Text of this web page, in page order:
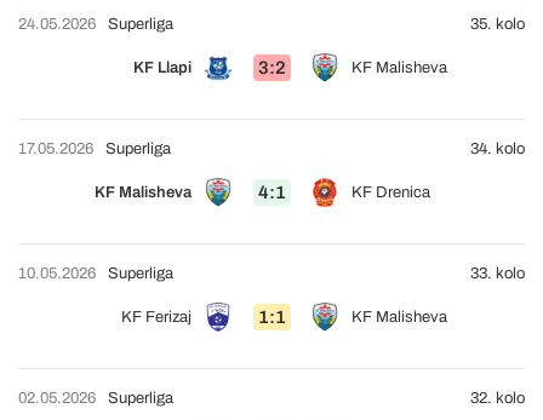
24.05.2026
KF Llapi 3:2 KF Malisheva
Superliga 35. kolo
17.05.2026
KF Malisheva 4:1 KF Drenica
Superliga 34. kolo
10.05.2026
KF Ferizaj 1:1 KF Malisheva
Superliga 33. kolo
02.05.2026 Superliga 32. kolo